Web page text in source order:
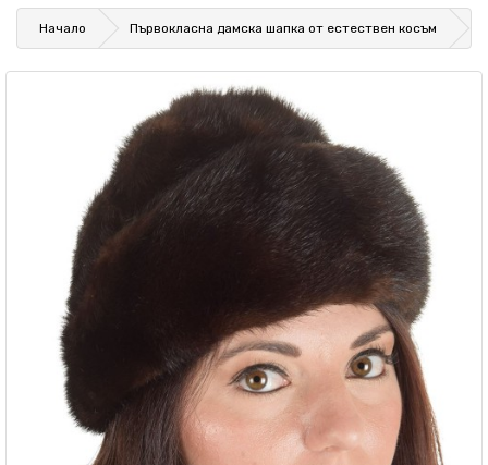
Начало Първокласна дамска шапка от естествен косъм